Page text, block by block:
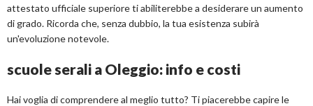
attestato ufficiale superiore ti abiliterebbe a desiderare un aumento
di grado. Ricorda che, senza dubbio, la tua esistenza subirà
un'evoluzione notevole.
scuole serali a Oleggio: info e costi
Hai voglia di comprendere al meglio tutto? Ti piacerebbe capire le